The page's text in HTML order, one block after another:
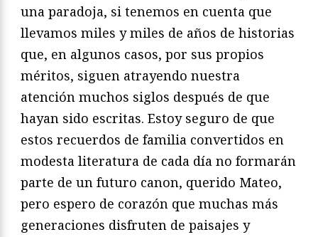
una paradoja, si tenemos en cuenta que
llevamos miles y miles de años de historias
que, en algunos casos, por sus propios
méritos, siguen atrayendo nuestra
atención muchos siglos después de que
hayan sido escritas. Estoy seguro de que
estos recuerdos de familia convertidos en
modesta literatura de cada día no formarán
parte de un futuro canon, querido Mateo,
pero espero de corazón que muchas más
generaciones disfruten de paisajes y